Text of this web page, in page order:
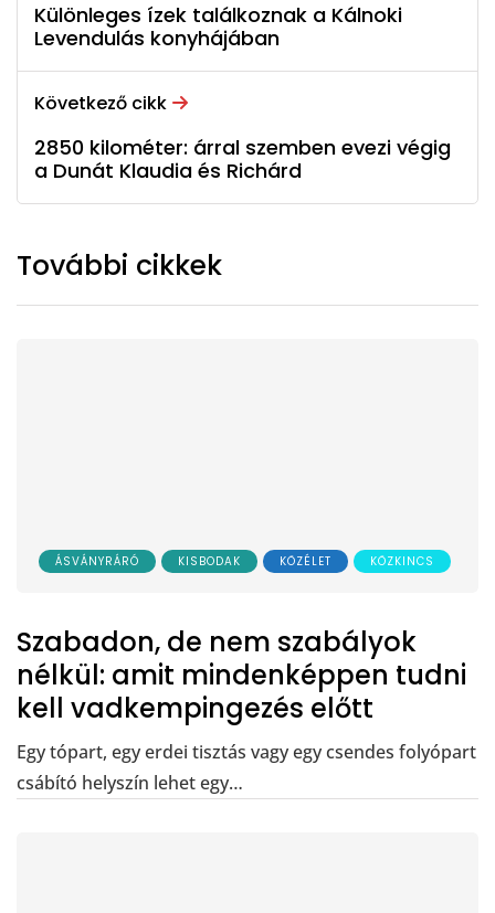
Különleges ízek találkoznak a Kálnoki
Levendulás konyhájában
Következő cikk
2850 kilométer: árral szemben evezi végig
a Dunát Klaudia és Richárd
További cikkek
ÁSVÁNYRÁRÓ KISBODAK KÖZÉLET KÖZKINCS
Szabadon, de nem szabályok
nélkül: amit mindenképpen tudni
kell vadkempingezés előtt
Egy tópart, egy erdei tisztás vagy egy csendes folyópart
csábító helyszín lehet egy…